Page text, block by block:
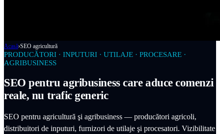
Acasă›SEO agricultură
PRODUCĂTORI · INPUTURI · UTILAJE · PROCESARE ·
AGRIBUSINESS
SEO pentru agribusiness care aduce comenzi
reale, nu trafic generic
SEO pentru agricultură şi agribusiness — producători agricoli,
distribuitori de inputuri, furnizori de utilaje şi procesatori. Vizibilitate